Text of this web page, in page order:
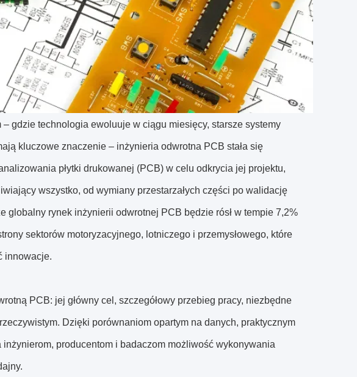
gdzie technologia ewoluuje w ciągu miesięcy, starsze systemy
kluczowe znaczenie – inżynieria odwrotna PCB stała się
płytki drukowanej (PCB) w celu odkrycia jej projektu,
wszystko, od wymiany przestarzałych części po walidację
globalny rynek inżynierii odwrotnej PCB będzie rósł w tempie 7,2%
sektorów motoryzacyjnego, lotniczego i przemysłowego, które
innowacje.
PCB: jej główny cel, szczegółowy przebieg pracy, niezbędne
Dzięki porównaniom opartym na danych, praktycznym
producentom i badaczom możliwość wykonywania